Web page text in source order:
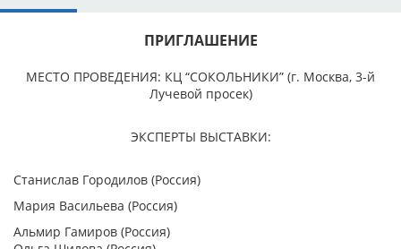
ПРИГЛАШЕНИЕ
МЕСТО ПРОВЕДЕНИЯ: КЦ “СОКОЛЬНИКИ” (г. Москва, 3-й
Лучевой просек)
ЭКСПЕРТЫ ВЫСТАВКИ:
Станислав Городилов (Россия)
Мария Васильева (Россия)
Альмир Гамиров (Россия)